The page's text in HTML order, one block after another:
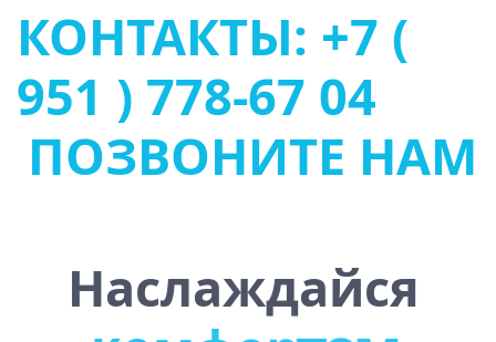
КОНТАКТЫ: +7 (
951 ) 778-67 04
ПОЗВОНИТЕ НАМ
Наслаждайся